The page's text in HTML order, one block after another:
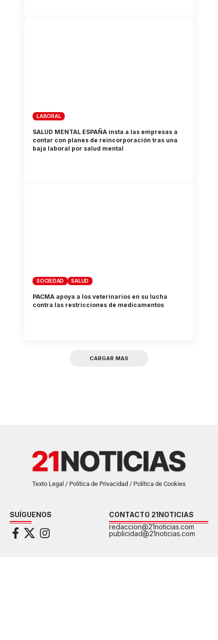
LABORAL
SALUD MENTAL ESPAÑA insta a las empresas a
contar con planes de reincorporación tras una
baja laboral por salud mental
SOCIEDAD SALUD
PACMA apoya a los veterinarios en su lucha
contra las restricciones de medicamentos
CARGAR MAS
Texto Legal / Política de Privacidad / Política de Cookies
SUÍGUENOS
CONTACTO 21NOTICIAS
redaccion@21noticias.com
publicidad@21noticias.com